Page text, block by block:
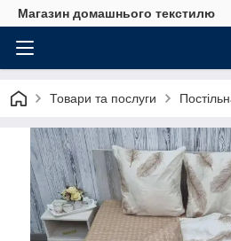
Магазин домашнього текстилю
Товари та послуги